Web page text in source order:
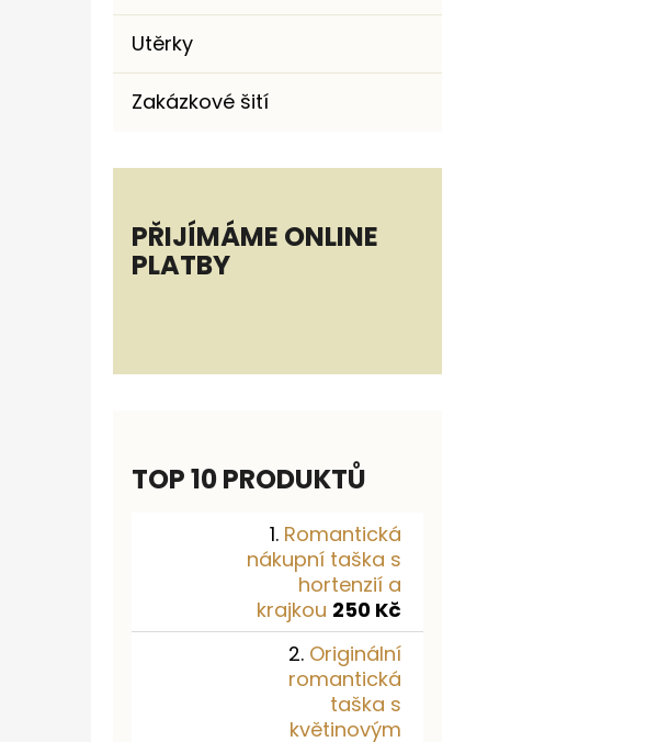
Utěrky
Zakázkové šití
PŘIJÍMÁME ONLINE
PLATBY
TOP 10 PRODUKTŮ
Romantická
nákupní taška s
hortenzií a
krajkou 250 Kč
Originální
romantická
taška s
květinovým